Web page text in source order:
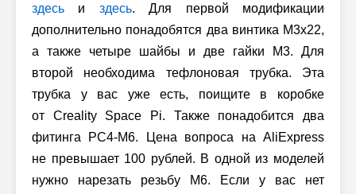
здесь и здесь. Для первой модификации
дополнительно понадобятся два винтика M3x22,
а также четыре шайбы и две гайки M3. Для
второй необходима тефлоновая трубка. Эта
трубка у вас уже есть, поищите в коробке
от Creality Space Pi. Также понадобится два
фитинга PC4-M6. Цена вопроса на AliExpress
не превышает 100 рублей. В одной из моделей
нужно нарезать резьбу M6. Если у вас нет